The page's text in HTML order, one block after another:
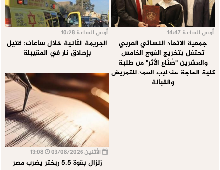
أمس الساعة 14:47
جمعية الاتحاد النسائي العربي
تحتفل بتخريج الفوج الخامس
والعشرين "صُنّاع الأثر" من طلبة
كلية الحاجة عندليب العمد للتمريض
والقبالة
أمس الساعة 10:28
الجريمة الثانية خلال ساعات: قتيل
بإطلاق نار في المقيبلة
الأثنين 03/08/2026
زلزال بقوة 5.5 ريختر يضرب مصر